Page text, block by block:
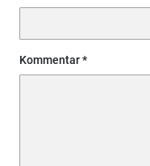
Kommentar